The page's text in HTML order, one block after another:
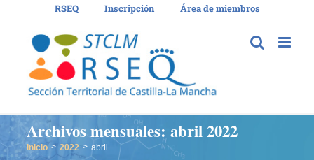
contenido
RSEQ Inscripción Área de miembros
Archivos mensuales: abril 2022
Inicio 2022 abril